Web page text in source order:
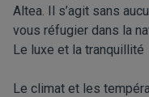
Altea. Il s’agit sans
vous réfugier dans la
Le luxe et la tranquillité
Le climat et les